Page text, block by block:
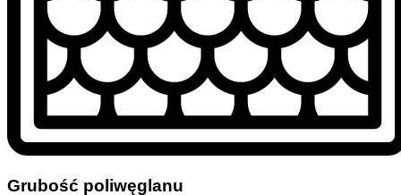
Grubość poliwęglanu